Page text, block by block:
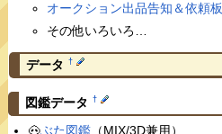
オークション出品告知＆依頼板
その他いろいろ…
データ †
図鑑データ †
🐽ぶた図鑑（MIX/3D兼用）